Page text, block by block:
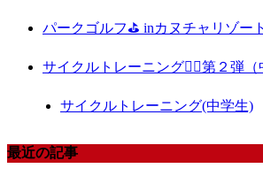
パークゴルフ⛳️ inカヌチャリゾート
サイクルトレーニング🚴‍♀️第２弾（
サイクルトレーニング(中学生)
最近の記事